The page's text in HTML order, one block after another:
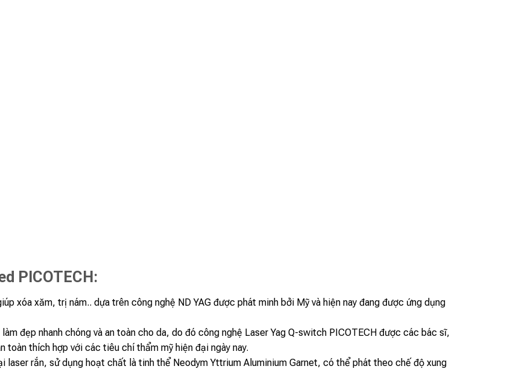
PICOTECH:
xóa xăm, trị nám.. dựa trên công nghệ ND YAG được phát minh bởi Mỹ và hiện nay đang được ứng dụng
đẹp nhanh chóng và an toàn cho da, do đó công nghệ Laser Yag Q-switch PICOTECH được các bác sĩ,
toàn thích hợp với các tiêu chí thẩm mỹ hiện đại ngày nay.
laser rắn, sử dụng hoạt chất là tinh thể Neodym Yttrium Aluminium Garnet, có thể phát theo chế độ xung